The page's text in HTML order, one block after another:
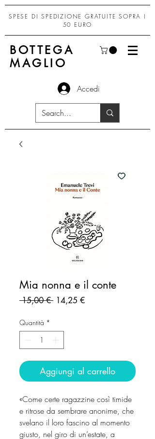
SPESE DI SPEDIZIONE GRATUITE SOPRA I
50 EURO
BOTTEGA
MAGLIO
Accedi
Mia nonna e il conte
15,00 € Prezzo
14,25 €Prezzo
Quantità *
Aggiungi al carrello
«Come certe ragazzine così timide
e ritrose da sembrare anonime, che
svelano il loro fascino al momento
giusto, nel giro di un’estate, a